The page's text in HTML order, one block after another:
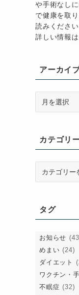
や手術なし
で健康を取
読みくださ
詳しい情報は
アーカイ
ブカテゴリ
ータグ
お知らせ
めまい (24)
ダイエット
ワクチン・
不眠症 (32)